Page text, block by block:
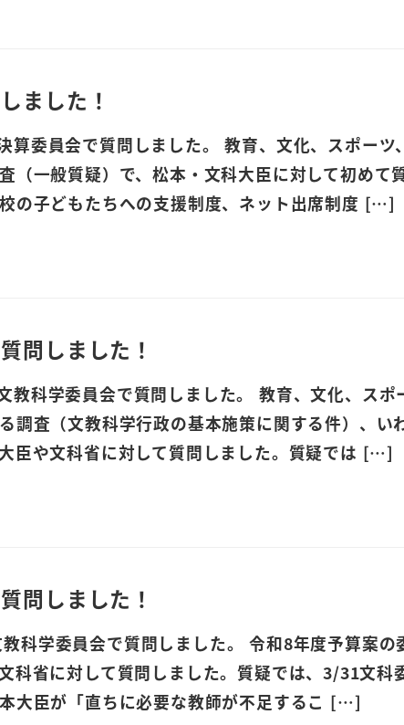
ました！
算委員会で質問しました。 教育、文化、スポーツ
（一般質疑）で、松本・文科大臣に対して初めて
の子どもたちへの支援制度、ネット出席制度 […]
問しました！
教科学委員会で質問しました。 教育、文化、スポ
調査（文教科学行政の基本施策に関する件）、い
臣や文科省に対して質問しました。質疑では […]
問しました！
科学委員会で質問しました。 令和8年度予算案の
科省に対して質問しました。質疑では、3/31文科
大臣が「直ちに必要な教師が不足するこ […]